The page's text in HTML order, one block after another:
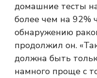
домашние тесты
более чем на 92%
обнаружению
продолжил он.
должна быть
намного проще с